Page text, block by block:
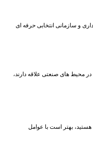
و سازمانی انتخابی حرفه ‌ای
محیط‌ های صنعتی علاقه دارند،
بهتر است با عوامل